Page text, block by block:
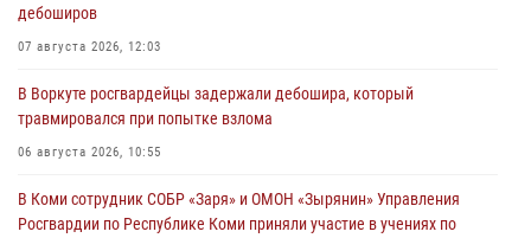
дебоширов
07 августа 2026, 12:03
В Воркуте росгвардейцы задержали дебошира, который
травмировался при попытке взлома
06 августа 2026, 10:55
В Коми сотрудник СОБР «Заря» и ОМОН «Зырянин» Управления
Росгвардии по Республике Коми приняли участие в учениях по